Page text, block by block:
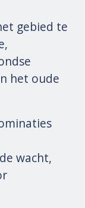
gebied te
het oude
wacht,